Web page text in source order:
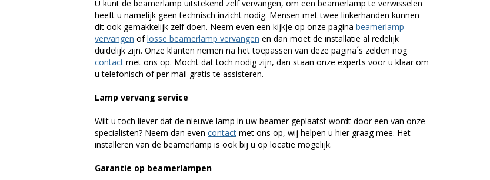
U kunt de beamerlamp uitstekend zelf vervangen, om een beamerlamp te verwisselen
heeft u namelijk geen technisch inzicht nodig. Mensen met twee linkerhanden kunnen
dit ook gemakkelijk zelf doen. Neem even een kijkje op onze pagina beamerlamp
vervangen oflosse beamerlamp vervangen en dan moet de installatie al redelijk
duidelijk zijn. Onze klanten nemen na het toepassen van deze pagina´s zelden nog
contact met ons op. Mocht dat toch nodig zijn, dan staan onze experts voor u klaar om
u telefonisch of per mail gratis te assisteren.
Lamp vervang service
Wilt u toch liever dat de nieuwe lamp in uw beamer geplaatst wordt door een van onze
specialisten? Neem dan even contact met ons op, wij helpen u hier graag mee. Het
installeren van de beamerlamp is ook bij u op locatie mogelijk.
Garantie op beamerlampen